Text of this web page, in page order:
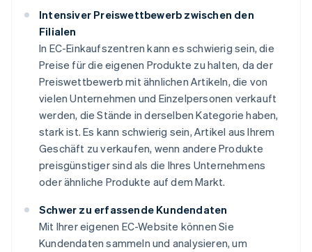
Intensiver Preiswettbewerb zwischen den
Filialen
In EC-Einkaufszentren kann es schwierig sein, die
Preise für die eigenen Produkte zu halten, da der
Preiswettbewerb mit ähnlichen Artikeln, die von
vielen Unternehmen und Einzelpersonen verkauft
werden, die Stände in derselben Kategorie haben,
stark ist. Es kann schwierig sein, Artikel aus Ihrem
Geschäft zu verkaufen, wenn andere Produkte
preisgünstiger sind als die Ihres Unternehmens
oder ähnliche Produkte auf dem Markt.
Schwer zu erfassende Kundendaten
Mit Ihrer eigenen EC-Website können Sie
Kundendaten sammeln und analysieren, um